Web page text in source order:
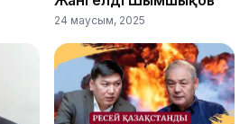
24 маусым, 2025